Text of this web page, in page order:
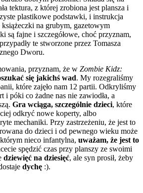
tektura, z której zrobiona jest plansza i
plastikowe podstawki, i instrukcja
na grubym, gazetowym
są fajne i szczegółowe, choć przyznam,
te stworzone przez Tomasza
Dworu.
przyznam, że w Zombie Kidz:
się jakichś wad. My rozegraliśmy
które zajęło nam 12 partii. Odkryliśmy
i póki co żadne nas nie zawiodła, a
Gra wciąga, szczególnie dzieci, które
odkryć nowe koperty, albo
mechaniki. Przy zastrzeżeniu, że jest to
do dzieci i od pewnego wieku może
nieco infantylna, uważam, że jest to
spędzić czas przy planszy ze swoimi
dziewięć na dziesięć, ale syn prosił, żeby
dychę :).